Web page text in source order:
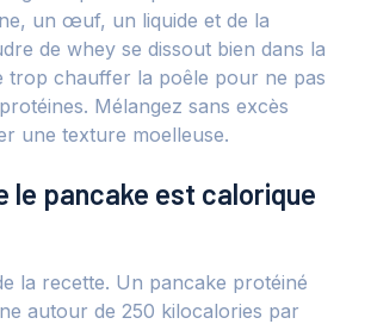
un œuf, un liquide et de la
de whey se dissout bien dans la
trop chauffer la poêle pour ne pas
Mélangez sans excès
une texture moelleuse.
le pancake est calorique
la recette. Un pancake protéiné
autour de 250 kilocalories par